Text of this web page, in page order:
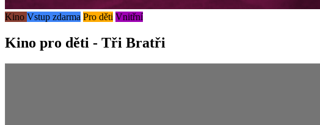
Kino Vstup zdarma Pro děti Vnitřní
Kino pro děti - Tři Bratři